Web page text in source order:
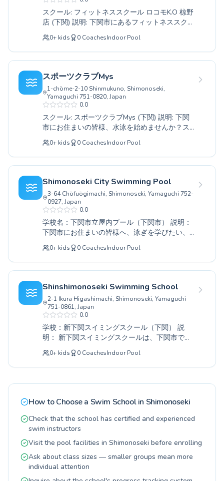
す。明るく清潔なプールで、楽しく、そして着
実に泳ぎの技術を身につけませんか。皆様の
「できた！」を応援するため、スタッフ一同、
心よりお待ちしております。ぜひ一度、体験レ
スクール: フィットネススクール ロコモK.O 椋野
店 (下関) 説明: 下関市にあるフィットネススクー
ル ロコモK.O 椋野店では、小さなお子様から大
人の方まで、あらゆるレベルのスイマーが安心
して学べるプログラムをご用意しています。初
めて水に触れる初心者の方には、無理なく水に
慣れることから丁寧に指導し、経験者の方には
更なる技術向上を目指したアドバイスを行いま
す。経験豊富なインストラクターが、一人ひと
りのペースに合わせたきめ細やかな指導を心が
けており、安全で快適なプール環境で、楽しみ
ながら上達できると評判です。水泳を通して健
康な体づくりを目指しませんか。ぜひ一度、体
験レッスンにお越しください。
0+ kids 0 CoachesIndoor Pool
スポーツクラブMys
1-chōme-2-10 Shinmukuno, Shimonoseki,
Yamaguchi 751-0820, Japan
0.0
スクール: スポーツクラブMys (下関) 説明: 下関
市にお住まいの皆様、水泳を始めませんか？ス
ポーツクラブMysでは、小さなお子様から大人の
方まで、あらゆるレベルに対応した多彩な水泳
クラスをご用意しております。初めての方でも
安心して始められる初心者クラスから、更なる
技術向上を目指す経験者向けの上級クラスま
で、専門知識豊富なコーチ陣がきめ細やかに指
導いたします。水の楽しさを存分に感じていた
だきながら、安全かつ効果的に泳ぎをマスター
できるよう、一人ひとりのペースに合わせた丁
寧なレッスンを心がけております。健康維持や
体力向上、そして何より水泳の歓びを体験した
い方は、ぜひ一度、スポーツクラブMysへお気軽
0+ kids 0 CoachesIndoor Pool
Shimonoseki City Swimming Pool
3-64 Chōfuōgimachi, Shimonoseki, Yamaguchi 752-
0927, Japan
0.0
学校名：下関市立屋内プール（下関市） 説明：
下関市にお住まいの皆様へ、泳ぎを学びたい、
もっと上手になりたいという願いを叶える場所
があります。「下関市立屋内プール」では、小
さなお子様から大人の方まで、それぞれのレベ
ルに合わせたきめ細やかな指導を行っておりま
す。初めて水に慣れる初心者の方から、更なる
技術向上を目指す経験者の方まで、経験豊富な
コーチ陣が皆様を丁寧にサポートいたします。
安全で快適な環境のもと、無理なく楽しく泳ぎ
のスキルを身につけていただけます。この機会
に、ぜひ下関市立屋内プールへお越しくださ
い。新しい自分を発見し、水泳のある生活を始
めてみませんか。
0+ kids 0 CoachesIndoor Pool
Shinshimonoseki Swimming School
2-1 Ikura Higashimachi, Shimonoseki, Yamaguchi
751-0861, Japan
0.0
学校：新下関スイミングスクール（下関） 説
明： 新下関スイミングスクールは、下関市でス
イミングスクールをお探しの方に最適です。お
子様から大人の方まで、それぞれのレベルに合
わせた丁寧な指導で、水泳の楽しさや上達を実
を目指す上級者コースまで、多彩なプログラム
をご用意しております。経験豊富なコーチ陣
が、一人ひとりに寄り添い、安全で快適な環境
の中で、無理なくスキルアップできるようサポ
ートいたします。この機会に、ぜひ新下関スイ
ミングスクールで、心も体も健やかな水泳ライ
フを始めませんか。皆様のお越しを心よりお待
ちしております。
0+ kids 0 CoachesIndoor Pool
How to Choose a Swim School in Shimonoseki
Check that the school has certified and experienced
swim instructors
Visit the pool facilities in Shimonoseki before enrolling
Ask about class sizes — smaller groups mean more
individual attention